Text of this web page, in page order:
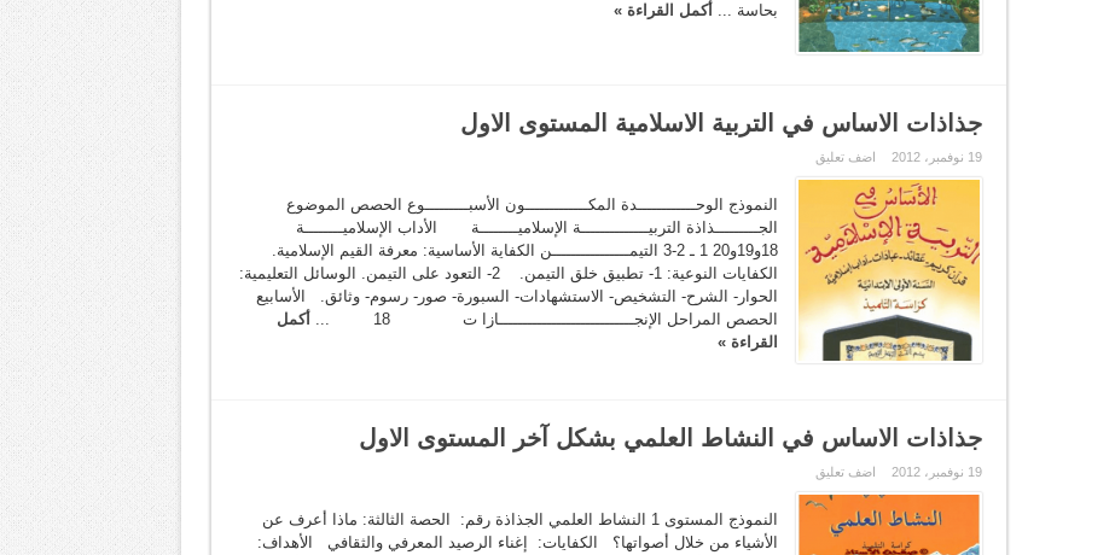
بحاسة ... أكمل القراءة »
جذاذات الاساس في التربية الاسلامية المستوى الاول
19 نوفمبر، 2012 اضف تعليق
النموذج الوحــــــــــــدة المكـــــــــــــون الأسبـــــــــوع الحصص الموضوع
الجـــــــــذاذة التربيــــــــــــــة الإسلاميــــــــة الأداب الإسلاميــــــــة
18و19و20 1 ـ 2-3 التيمــــــــــــــــن الكفاية الأساسية: معرفة القيم الإسلامية.
الكفايات النوعية: 1- تطبيق خلق التيمن. 2- التعود على التيمن. الوسائل التعليمية:
الحوار- الشرح- التشخيص- الاستشهادات- السبورة- صور- رسوم- وثائق. الأسابيع
الحصص المراحل الإنجــــــــــــــــــــــــــــازا ت 18 ...
أكمل
القراءة »
جذاذات الاساس في النشاط العلمي بشكل آخر المستوى الاول
19 نوفمبر، 2012 اضف تعليق
النموذج المستوى 1 النشاط العلمي الجذاذة رقم: الحصة الثالثة: ماذا أعرف عن
الأشياء من خلال أصواتها؟ الكفايات: إغناء الرصيد المعرفي والثقافي الأهداف: